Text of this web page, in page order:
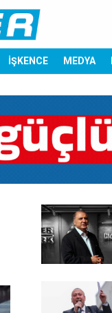
İŞKENCE MEDYA